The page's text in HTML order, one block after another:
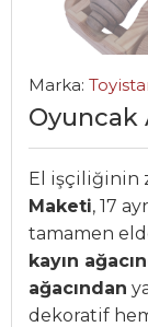
Marka:
Oyuncak
El işçiliğinin
Maketi, 17
tamamen
kayın
ağacından
dekoratif